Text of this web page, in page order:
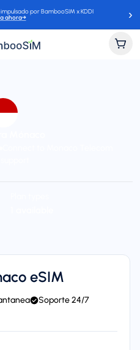
impulsado por BambooSIM x KDDI
ahora→ ›
eSIM
Soporte 24/7